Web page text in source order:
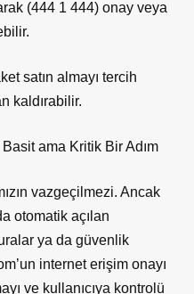
(444 1 444) onay veya
satın almayı tercih
kaldırabilir.
ama Kritik Bir Adım
vazgeçilmezi. Ancak
otomatik açılan
ya da güvenlik
internet erişim onayı
ve kullanıcıya kontrolü